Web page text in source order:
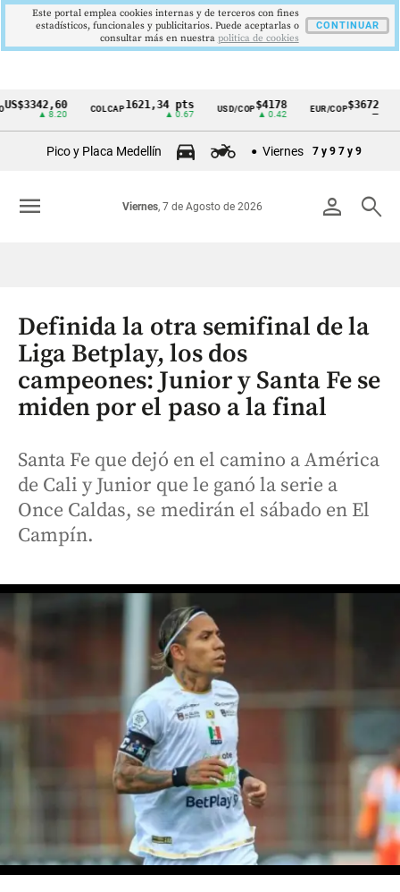
Cintillo
Colombia
COLCAP1621,34 pts USD/COP$4178
▲ 0.42
EUR/COP$3672
—
Pico y Placa Medellín Viernes 7 y 9 7 y 9
person search
Viernes, 7 de Agosto de 2026
menu
Definida la otra semifinal de la
Liga Betplay, los dos
campeones: Junior y Santa Fe se
miden por el paso a la final
Santa Fe que dejó en el camino a América
de Cali y Junior que le ganó la serie a
Once Caldas, se medirán el sábado en El
Campín.
Este portal emplea cookies internas y de terceros con fines
estadísticos, funcionales y publicitarios. Puede aceptarlas o
consultar más en nuestra politica de cookies
CONTINUAR